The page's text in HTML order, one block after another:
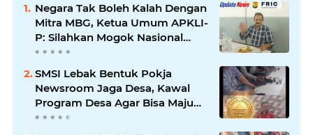
Negara Tak Boleh Kalah Dengan
Mitra MBG, Ketua Umum APKLI-
P: Silahkan Mogok Nasional
Ganti Kantin Sekolah
SMSI Lebak Bentuk Pokja
Newsroom Jaga Desa, Kawal
Program Desa Agar Bisa Maju
dan Mandiri